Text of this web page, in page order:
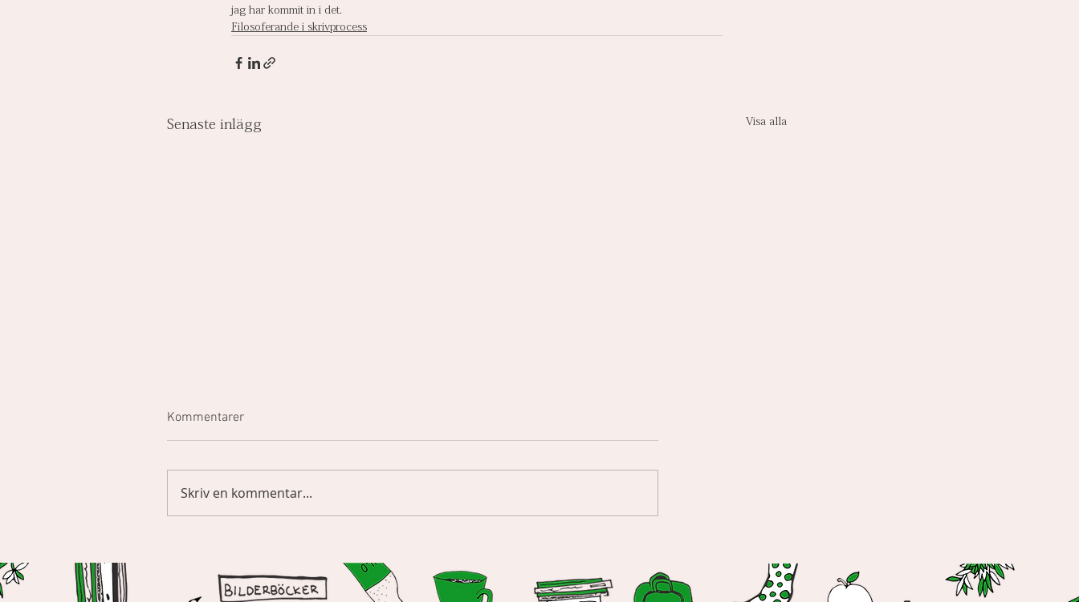
jag har kommit in i det.
Filosoferande i skrivprocess
Senaste inlägg Visa alla
På repeat i lurarna
Kommentarer
Skriv en kommentar...